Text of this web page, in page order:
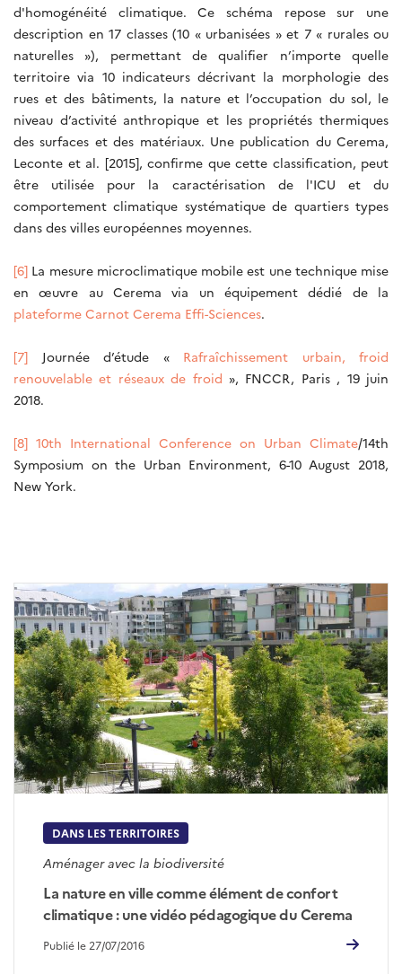
d'homogénéité climatique. Ce schéma repose sur une
description en 17 classes (10 « urbanisées » et 7 « rurales ou
naturelles »), permettant de qualifier n’importe quelle
territoire via 10 indicateurs décrivant la morphologie des
rues et des bâtiments, la nature et l’occupation du sol, le
niveau d’activité anthropique et les propriétés thermiques
des surfaces et des matériaux. Une publication du Cerema,
Leconte et al. [2015], confirme que cette classification, peut
être utilisée pour la caractérisation de l'ICU et du
comportement climatique systématique de quartiers types
dans des villes européennes moyennes.
[6] La mesure microclimatique mobile est une technique mise
en œuvre au Cerema via un équipement dédié de la
plateforme Carnot Cerema Effi-Sciences.
[7] Journée d’étude « Rafraîchissement urbain, froid
renouvelable et réseaux de froid », FNCCR, Paris , 19 juin
2018.
[8] 10th International Conference on Urban Climate/14th
Symposium on the Urban Environment, 6-10 August 2018,
New York.
DANS LES TERRITOIRES
Aménager avec la biodiversité
La nature en ville comme élément de confort
climatique : une vidéo pédagogique du Cerema
Publié le 27/07/2016